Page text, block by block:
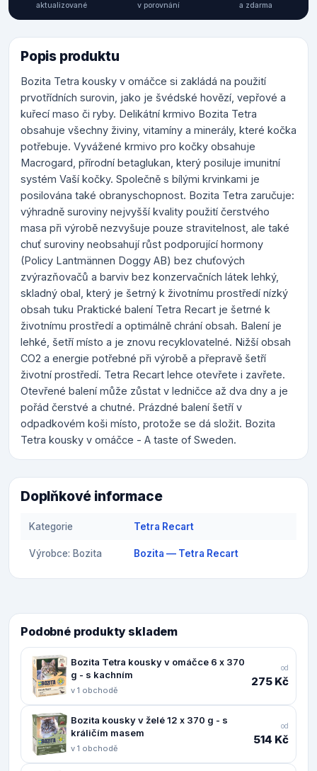
aktualizované v porovnání a zdarma
Popis produktu
Bozita Tetra kousky v omáčce si zakládá na použití
prvotřídních surovin, jako je švédské hovězí, vepřové a
kuřecí maso či ryby. Delikátní krmivo Bozita Tetra
obsahuje všechny živiny, vitamíny a minerály, které kočka
potřebuje. Vyvážené krmivo pro kočky obsahuje
Macrogard, přírodní betaglukan, který posiluje imunitní
systém Vaší kočky. Společně s bílými krvinkami je
posilována také obranyschopnost. Bozita Tetra zaručuje:
výhradně suroviny nejvyšší kvality použití čerstvého
masa při výrobě nezvyšuje pouze stravitelnost, ale také
chuť suroviny neobsahují růst podporující hormony
(Policy Lantmännen Doggy AB) bez chuťových
zvýrazňovačů a barviv bez konzervačních látek lehký,
skladný obal, který je šetrný k životnímu prostředí nízký
obsah tuku Praktické balení Tetra Recart je šetrné k
životnímu prostředí a optimálně chrání obsah. Balení je
lehké, šetří místo a je znovu recyklovatelné. Nižší obsah
CO2 a energie potřebné při výrobě a přepravě šetří
životní prostředí. Tetra Recart lehce otevřete i zavřete.
Otevřené balení může zůstat v ledničce až dva dny a je
pořád čerstvé a chutné. Prázdné balení šetří v
odpadkovém koši místo, protože se dá složit. Bozita
Tetra kousky v omáčce - A taste of Sweden.
Doplňkové informace
Kategorie Tetra Recart
Výrobce: Bozita Bozita — Tetra Recart
Podobné produkty skladem
Bozita Tetra kousky v omáčce 6 x 370
g - s kachním
v 1 obchodě
od
275 Kč
Bozita kousky v želé 12 x 370 g - s
králičím masem
v 1 obchodě
od
514 Kč